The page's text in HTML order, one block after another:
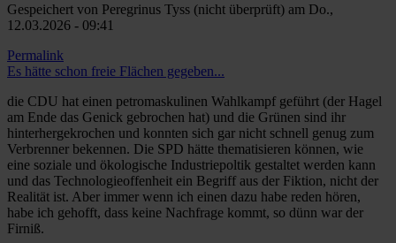
Gespeichert von Peregrinus Tyss (nicht überprüft) am Do.,
12.03.2026 - 09:41
Permalink
Es hätte schon freie Flächen gegeben...
die CDU hat einen petromaskulinen Wahlkampf geführt (der Hagel
am Ende das Genick gebrochen hat) und die Grünen sind ihr
hinterhergekrochen und konnten sich gar nicht schnell genug zum
Verbrenner bekennen. Die SPD hätte thematisieren können, wie
eine soziale und ökologische Industriepoltik gestaltet werden kann
und das Technologieoffenheit ein Begriff aus der Fiktion, nicht der
Realität ist. Aber immer wenn ich einen dazu habe reden hören,
habe ich gehofft, dass keine Nachfrage kommt, so dünn war der
Firniß.